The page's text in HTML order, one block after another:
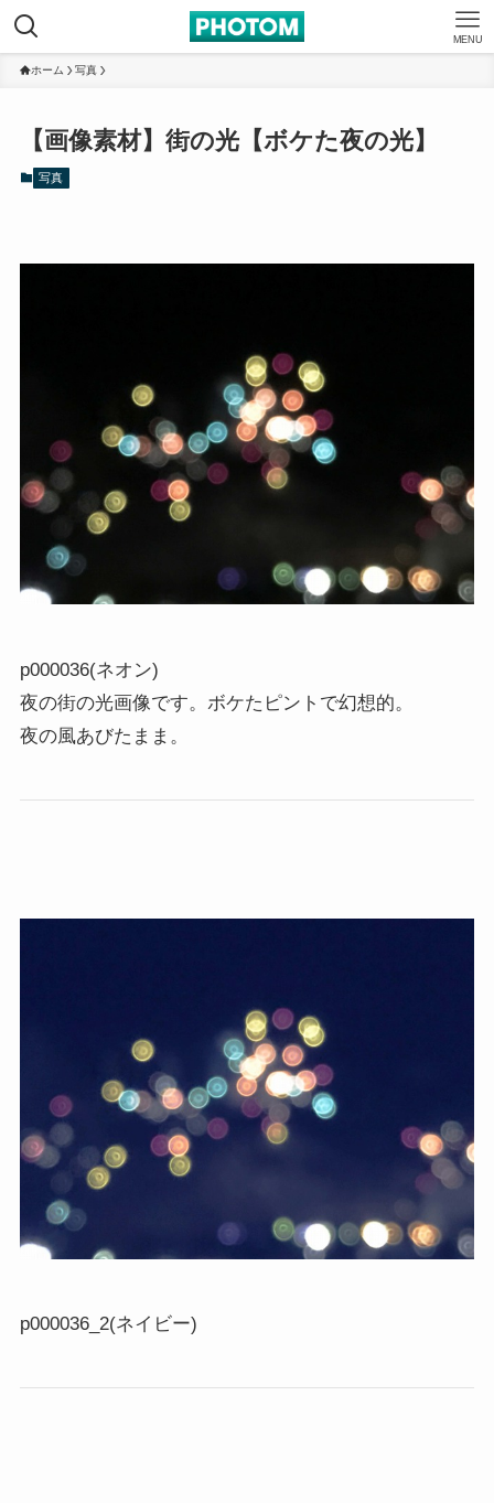
MENU
ホーム 写真
【画像素材】街の光【ボケた夜の光】
写真
p000036(ネオン)
夜の街の光画像です。ボケたピントで幻想的。
夜の風あびたまま。
p000036_2(ネイビー)